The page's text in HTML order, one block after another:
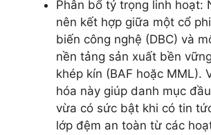
Phân bổ tỷ trọng linh hoạt:
nên kết hợp giữa một cổ
biến công nghệ (DBC) và
nền tảng sản xuất bền
khép kín (BAF hoặc MML).
hóa này giúp danh mục
vừa có sức bật khi có tin
lớp đệm an toàn từ các